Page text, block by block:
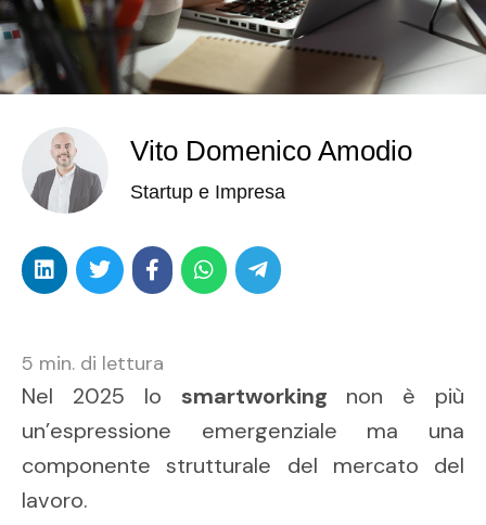
Vito Domenico Amodio
Startup e Impresa
5 min. di lettura
Nel 2025 lo smartworking non è più
un’espressione emergenziale ma una
componente strutturale del mercato del
lavoro.